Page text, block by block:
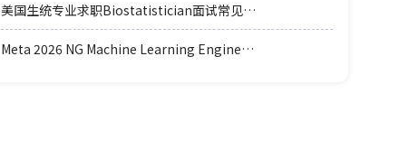
美国生统专业求职Biostatistician面试常见例题题型.pdf
Meta 2026 NG Machine Learning Engineer coding轮面参考.pdf